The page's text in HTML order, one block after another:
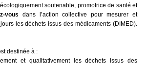
soutenable, promotrice de santé et
vous dans l’action collective pour mesurer et
les déchets issus des médicaments (DIMED).
destinée à :
et qualitativement les déchets issus des